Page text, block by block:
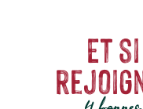
Et